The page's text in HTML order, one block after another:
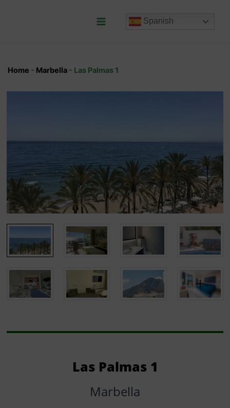
Spanish
Home - Marbella- Las Palmas 1
Las Palmas 1
Marbella